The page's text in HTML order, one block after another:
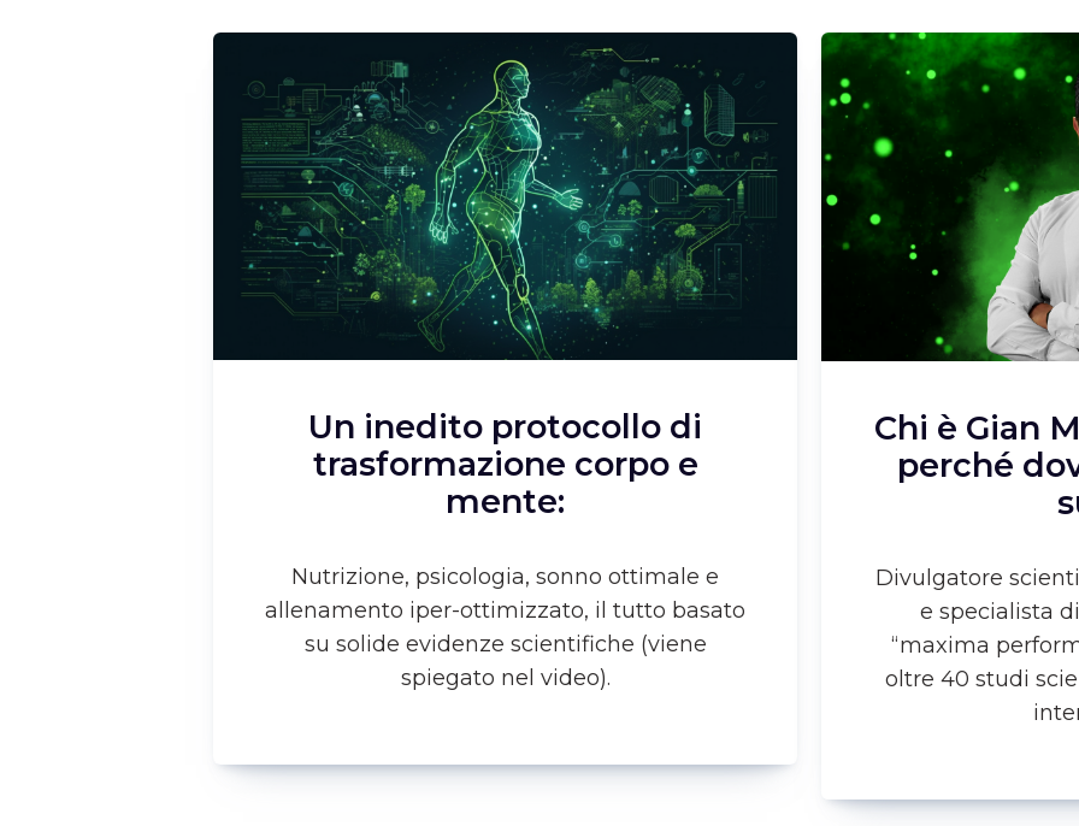
Un inedito protocollo di
trasformazione corpo e
mente:
Nutrizione, psicologia, sonno ottimale e
allenamento iper-ottimizzato, il tutto basato
su solide evidenze scientifiche (viene
spiegato nel video).
Chi è Gian
perché
Divulgatore
e specialista
“maxima
oltre 40 studi